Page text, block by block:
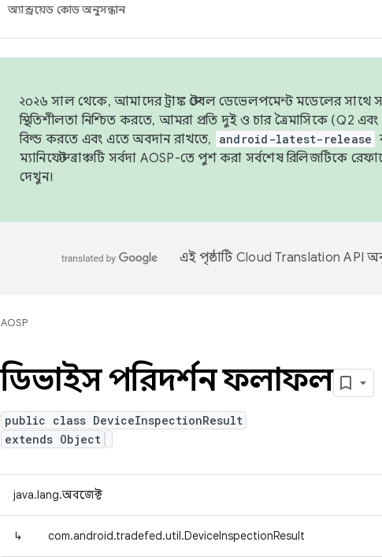
অ্যান্ড্রয়েড কোড অনুসন্ধান
২০২৬ সাল থেকে, আমাদের ট্রাঙ্ক স্টেবল ডেভেলপমেন্ট মডেলের সাথে
স্থিতিশীলতা নিশ্চিত করতে, আমরা প্রতি দুই ও চার ত্রৈমাসিকে (Q2
বিল্ড করতে এবং এতে অবদান রাখতে,
android-latest-release
ম্যানিফেস্ট ব্রাঞ্চটি সর্বদা AOSP-তে পুশ করা সর্বশেষ রিলিজটিকে
দেখুন।
এই পৃষ্ঠাটি Cloud Translation API
AOSP
ডিভাইস পরিদর্শন ফলাফল
public class DeviceInspectionResult
extends Object
java.lang.অবজেক্ট
↳ com.android.tradefed.util.DeviceInspectionResult